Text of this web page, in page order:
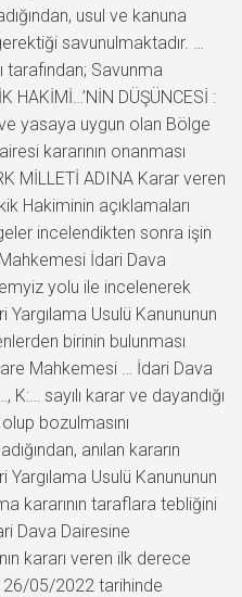
usul ve kanuna
savunulmaktadır. …
tarafından; Savunma
HAKİMİ…’NİN DÜŞÜNCESİ :
yasaya uygun olan Bölge
kararının onanması
MİLLETİ ADINA Karar veren
Hakiminin açıklamaları
incelendikten sonra işin
İdari Dava
yolu ile incelenerek
Yargılama Usulü Kanununun
birinin bulunması
Mahkemesi … İdari Dava
sayılı karar ve dayandığı
bozulmasını
anılan kararın
Yargılama Usulü Kanununun
kararının taraflara tebliğini
Dava Dairesine
kararı veren ilk derece
05/2022 tarihinde